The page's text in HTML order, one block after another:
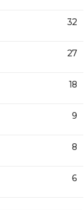
32
27
18
9
8
6